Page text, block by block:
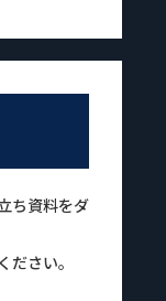
ち資料をダ
さい。